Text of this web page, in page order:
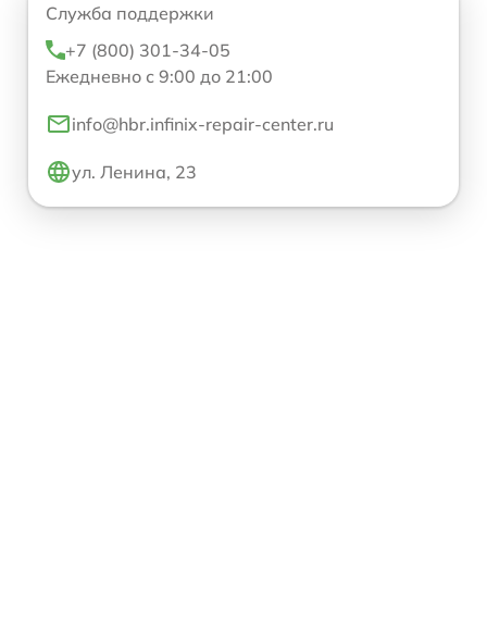
Служба поддержки
+7 (800) 301-34-05
Ежедневно с 9:00 до 21:00
info@hbr.infinix-repair-center.ru
ул. Ленина, 23